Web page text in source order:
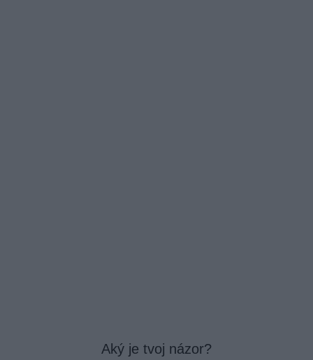
Aký je tvoj názor?